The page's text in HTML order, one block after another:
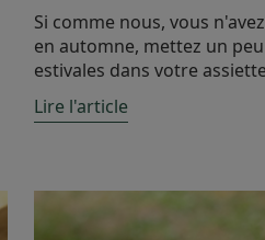
Si comme nous, vous
en automne, mettez un
estivales dans votre
Lire l'article